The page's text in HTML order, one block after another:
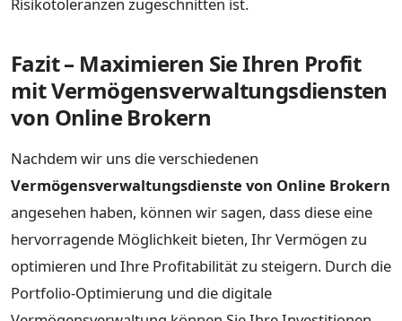
Risikotoleranzen zugeschnitten ist.
Fazit – Maximieren Sie Ihren Profit
mit Vermögensverwaltungsdiensten
von Online Brokern
Nachdem wir uns die verschiedenen
Vermögensverwaltungsdienste von Online Brokern
angesehen haben, können wir sagen, dass diese eine
hervorragende Möglichkeit bieten, Ihr Vermögen zu
optimieren und Ihre Profitabilität zu steigern. Durch die
Portfolio-Optimierung und die digitale